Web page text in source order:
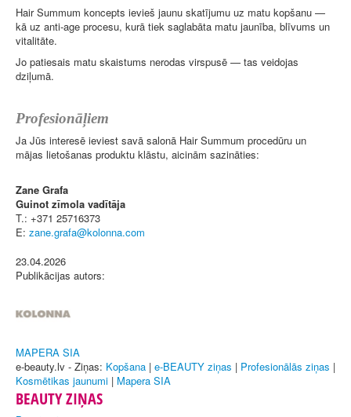
Hair Summum koncepts ievieš jaunu skatījumu uz matu kopšanu —
kā uz anti-age procesu, kurā tiek saglabāta matu jaunība, blīvums un
vitalitāte.
Jo patiesais matu skaistums nerodas virspusē — tas veidojas
dziļumā.
Profesionāļiem
Ja Jūs interesē ieviest savā salonā Hair Summum procedūru un
mājas lietošanas produktu klāstu, aicinām sazināties:
Zane Grafa
Guinot zīmola vadītāja
T.: +371 25716373
E:
23.04.2026
Publikācijas autors:
MAPERA SIA
e-beauty.lv - Ziņas: Kopšana | e-BEAUTY ziņas | Profesionālās ziņas |
Kosmētikas jaunumi | Mapera SIA
BEAUTY ZIŅAS